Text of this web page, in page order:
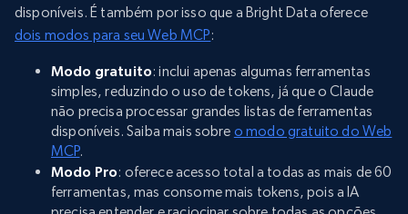
disponíveis. É também por isso que a Bright Data oferece
dois modos para seu Web MCP:
Modo gratuito: inclui apenas algumas ferramentas
simples, reduzindo o uso de tokens, já que o Claude
não precisa processar grandes listas de ferramentas
disponíveis. Saiba mais sobre o modo gratuito do Web
MCP.
Modo Pro: oferece acesso total a todas as mais de 60
ferramentas, mas consome mais tokens, pois a IA